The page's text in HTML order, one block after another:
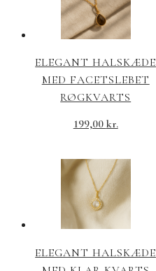
ELEGANT HALSKÆDE
MED FACETSLEBET
RØGKVARTS
199,00 kr.
ELEGANT HALSKÆDE